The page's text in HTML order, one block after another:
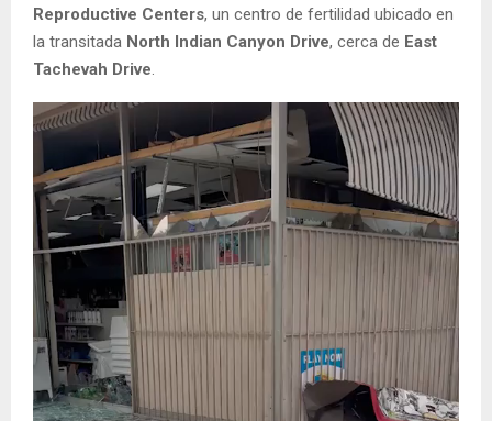
Reproductive Centers, un centro de fertilidad ubicado en
la transitada North Indian Canyon Drive, cerca de East
Tachevah Drive.